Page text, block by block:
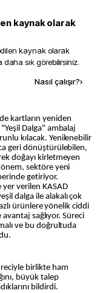
kaynak olarak
kaynak olarak
sık görebilirsiniz.
Nasıl çalışır?›
Dalga" ambalaj
kılacak. Yenilenebilir
geri dönüştürülebilen,
doğayı kirletmeyen
sektöre yeni
getiriyor.
verilen KASAD
dalga ile alakalı çok
ürünlere yönelik ciddi
sağlıyor. Süreci
ve bu doğrultuda
birlikte ham
büyük talep
bildirdi.